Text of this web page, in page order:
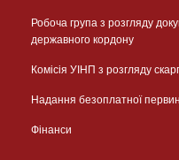
Робоча група з розгляду
державного кордону
Комісія УІНП з розгляду скарг
Надання безоплатної
Фінанси